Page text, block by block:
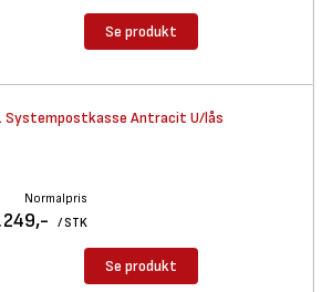
Se produkt
Systempostkasse Antracit U/lås
Normalpris
/ STK
Se produkt